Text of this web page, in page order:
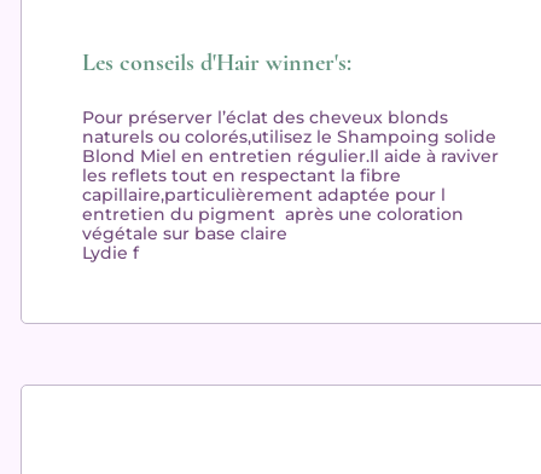
Les conseils d'Hair winner's:
Pour préserver l’éclat des cheveux blonds
naturels ou colorés,utilisez le Shampoing solide
Blond Miel en entretien régulier.Il aide à raviver
les reflets tout en respectant la fibre
capillaire,particulièrement adaptée pour l
entretien du pigment après une coloration
végétale sur base claire
Lydie f